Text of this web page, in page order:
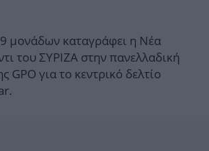
μονάδων καταγράφει η Νέα
του ΣΥΡΙΖΑ στην πανελλαδική
για το κεντρικό δελτίο